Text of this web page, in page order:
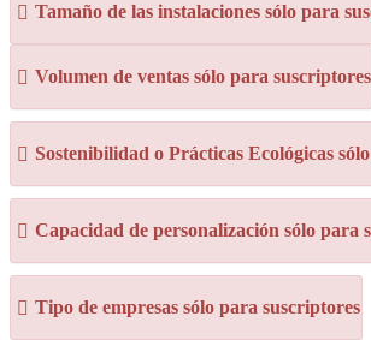
Tamaño de las instalaciones sólo para
Volumen de ventas sólo para suscriptores
Sostenibilidad o Prácticas Ecológicas
Capacidad de personalización sólo para
Tipo de empresas sólo para suscriptores